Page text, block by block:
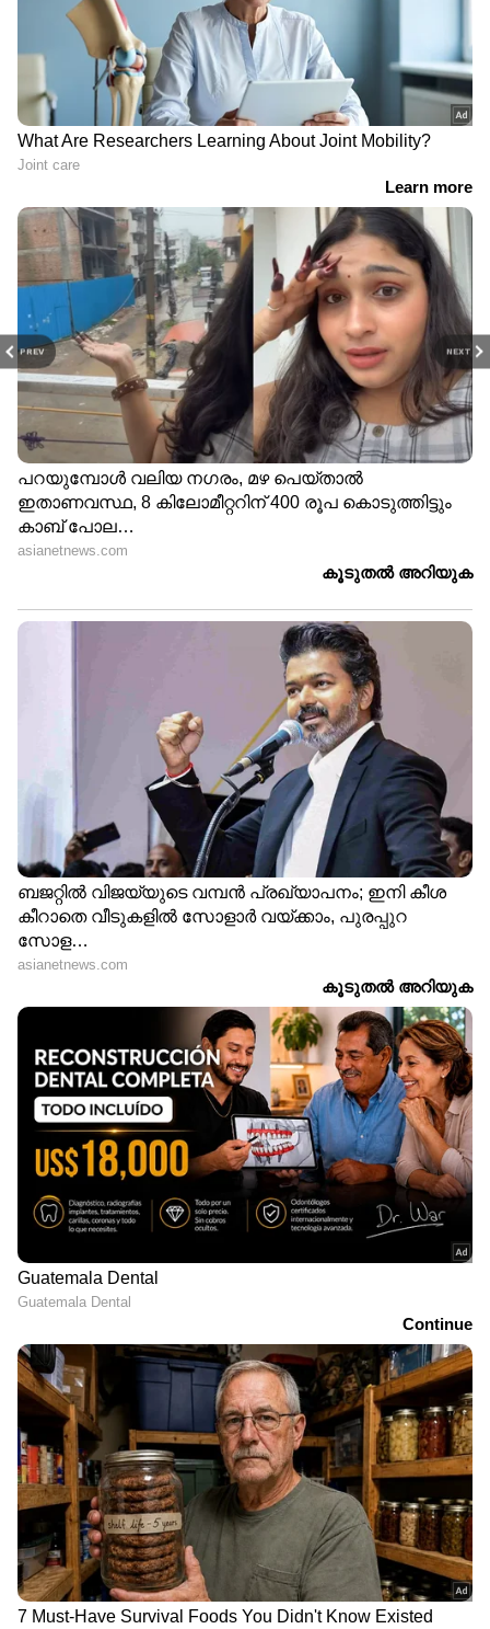
PREV NEXT